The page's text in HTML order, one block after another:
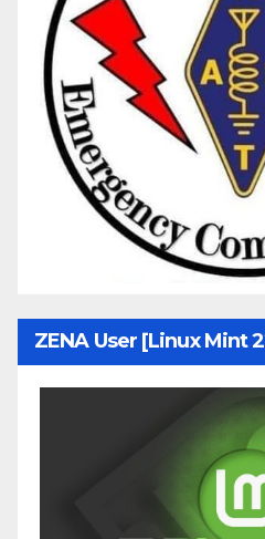
ZENA User [Linux Mint